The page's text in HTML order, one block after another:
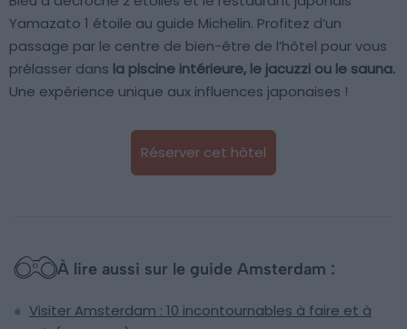
Yamazato 1 étoile au guide Michelin. Profitez d’un
passage par le centre de bien-être de l’hôtel pour vous
prélasser dans la piscine intérieure, le jacuzzi ou le sauna.
Une expérience unique aux influences japonaises !
Réserver cet hôtel
À lire aussi sur le guide Amsterdam :
Visiter Amsterdam : 10 incontournables à faire et à